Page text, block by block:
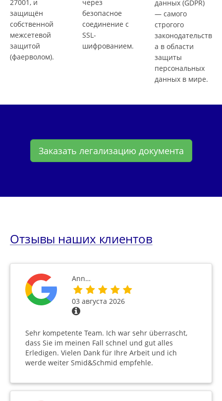
27001, и
защищён
собственной
межсетевой
защитой
(фаерволом).
через
безопасное
соединение с
SSL-
шифрованием.
данных (GDPR)
— самого
строгого
законодательств
а в области
защиты
персональных
данных в мире.
Заказать легализацию документа
Отзывы наших клиентов
Ann…
03 августа 2026
Sehr kompetente Team. Ich war sehr überrascht,
dass Sie im meinen Fall schnel und gut alles
Erledigen. Vielen Dank für Ihre Arbeit und ich
werde weiter Smid&Schmid empfehle.